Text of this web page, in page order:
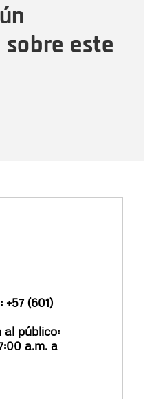
este
+57 (601)
al público:
a.m. a